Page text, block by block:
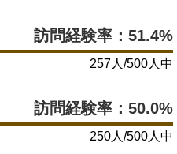
訪問経験率：51.4%
257人/500人中
訪問経験率：50.0%
250人/500人中